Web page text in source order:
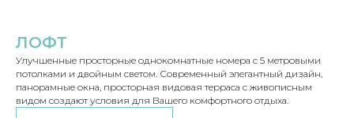
ЛОФТ
Улучшенные просторные однокомнатные номера с 5 метровыми
потолками и двойным светом. Современный элегантный дизайн,
панорамные окна, просторная видовая терраса с живописным
видом создают условия для Вашего комфортного отдыха.